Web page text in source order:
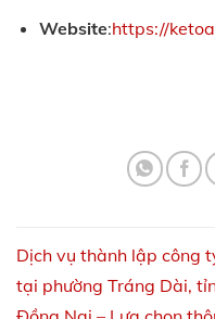
Website:https://
Dịch vụ thành lập công
tại phường Tráng Dài,